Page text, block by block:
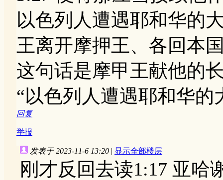
以色列人遭遇耶和华的
王离开摩押王、各回本
这句话是摩甲王献他的
“以色列人遭遇耶和华
回复
举报
发表于 2023-11-6 13:20 | 显示全部楼层
刚才反回去读1:17 亚哈